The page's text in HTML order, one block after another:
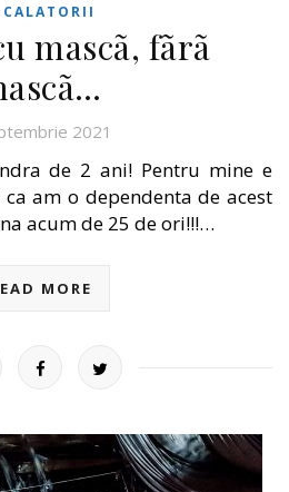
CALATORII
mascã, fãrã
2021
de 2 ani! Pentru mine e
am o dependenta de acest
acum de 25 de ori!!!…
MORE